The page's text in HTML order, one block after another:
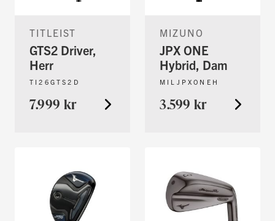
TITLEIST
GTS2 Driver,
Herr
TI26GTS2D
7.999 kr
MIZUNO
JPX ONE
Hybrid, Dam
MILJPXONEH
3.599 kr